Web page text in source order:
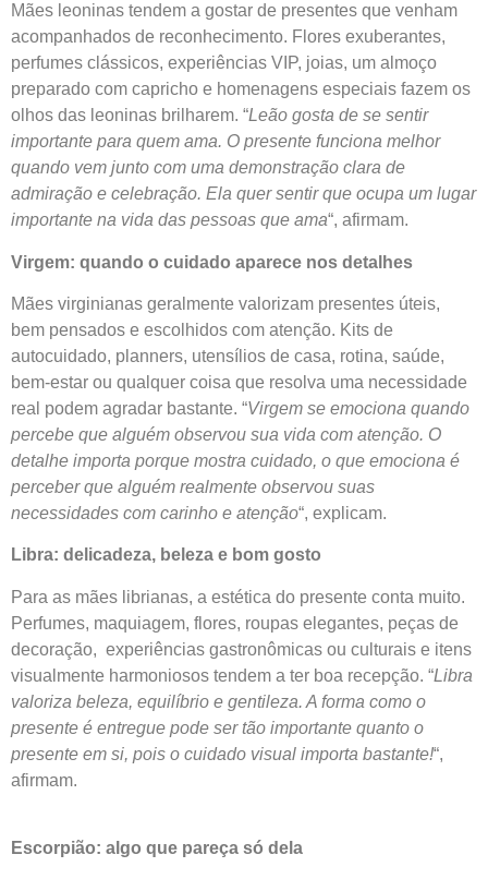
Mães leoninas tendem a gostar de presentes que venham
acompanhados de reconhecimento. Flores exuberantes,
perfumes clássicos, experiências VIP, joias, um almoço
preparado com capricho e homenagens especiais fazem os
olhos das leoninas brilharem. “Leão gosta de se sentir
importante para quem ama. O presente funciona melhor
quando vem junto com uma demonstração clara de
admiração e celebração. Ela quer sentir que ocupa um lugar
importante na vida das pessoas que ama“, afirmam.
Virgem: quando o cuidado aparece nos detalhes
Mães virginianas geralmente valorizam presentes úteis,
bem pensados e escolhidos com atenção. Kits de
autocuidado, planners, utensílios de casa, rotina, saúde,
bem-estar ou qualquer coisa que resolva uma necessidade
real podem agradar bastante. “Virgem se emociona quando
percebe que alguém observou sua vida com atenção. O
detalhe importa porque mostra cuidado, o que emociona é
perceber que alguém realmente observou suas
necessidades com carinho e atenção“, explicam.
Libra: delicadeza, beleza e bom gosto
Para as mães librianas, a estética do presente conta muito.
Perfumes, maquiagem, flores, roupas elegantes, peças de
decoração, experiências gastronômicas ou culturais e itens
visualmente harmoniosos tendem a ter boa recepção. “Libra
valoriza beleza, equilíbrio e gentileza. A forma como o
presente é entregue pode ser tão importante quanto o
presente em si, pois o cuidado visual importa bastante!“,
afirmam.
Escorpião: algo que pareça só dela